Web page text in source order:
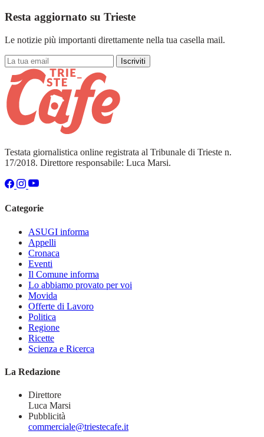
Resta aggiornato su Trieste
Le notizie più importanti direttamente nella tua casella mail.
Iscriviti
Testata giornalistica online registrata al Tribunale di Trieste n.
17/2018. Direttore responsabile: Luca Marsi.
Categorie
ASUGI informa
Appelli
Cronaca
Eventi
Il Comune informa
Lo abbiamo provato per voi
Movida
Offerte di Lavoro
Politica
Regione
Ricette
Scienza e Ricerca
La Redazione
Direttore
Luca Marsi
Pubblicità
commerciale@triestecafe.it